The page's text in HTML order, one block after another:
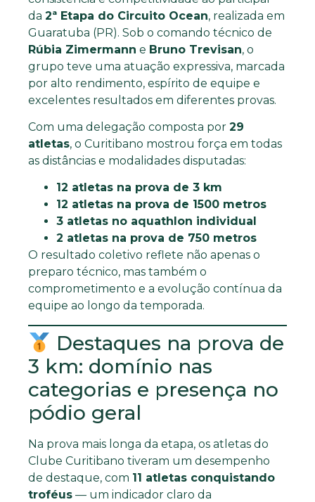
da 2ª Etapa do Circuito Ocean, realizada em
Guaratuba (PR). Sob o comando técnico de
Rúbia Zimermann e Bruno Trevisan, o
grupo teve uma atuação expressiva, marcada
por alto rendimento, espírito de equipe e
excelentes resultados em diferentes provas.
Com uma delegação composta por 29
atletas, o Curitibano mostrou força em todas
as distâncias e modalidades disputadas:
12 atletas na prova de 3 km
12 atletas na prova de 1500 metros
3 atletas no aquathlon individual
2 atletas na prova de 750 metros
O resultado coletivo reflete não apenas o
preparo técnico, mas também o
comprometimento e a evolução contínua da
equipe ao longo da temporada.
Destaques na prova de
3 km: domínio nas
categorias e presença no
pódio geral
Na prova mais longa da etapa, os atletas do
Clube Curitibano tiveram um desempenho
de destaque, com 11 atletas conquistando
troféus — um indicador claro da